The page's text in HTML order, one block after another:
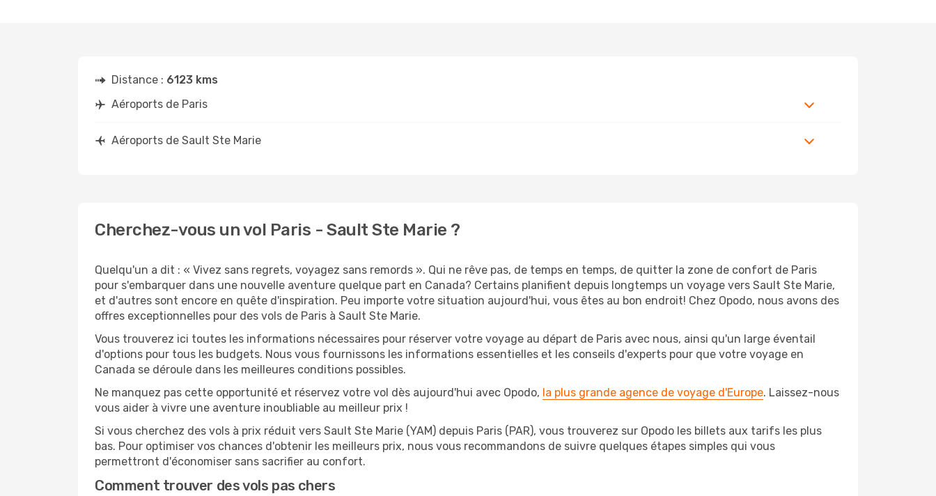
Distance : 6123 kms
Aéroports de Paris
Aéroports de Sault Ste Marie
Cherchez-vous un vol Paris - Sault Ste Marie ?
Quelqu'un a dit : « Vivez sans regrets, voyagez sans remords ». Qui ne rêve pas, de temps en temps, de quitter la zone de confort de Paris
pour s'embarquer dans une nouvelle aventure quelque part en Canada? Certains planifient depuis longtemps un voyage vers Sault Ste Marie,
et d'autres sont encore en quête d'inspiration. Peu importe votre situation aujourd'hui, vous êtes au bon endroit! Chez Opodo, nous avons des
offres exceptionnelles pour des vols de Paris à Sault Ste Marie.
Vous trouverez ici toutes les informations nécessaires pour réserver votre voyage au départ de Paris avec nous, ainsi qu'un large éventail
d'options pour tous les budgets. Nous vous fournissons les informations essentielles et les conseils d'experts pour que votre voyage en
Canada se déroule dans les meilleures conditions possibles.
Ne manquez pas cette opportunité et réservez votre vol dès aujourd'hui avec Opodo, la plus grande agence de voyage d'Europe. Laissez-nous
vous aider à vivre une aventure inoubliable au meilleur prix !
Si vous cherchez des vols à prix réduit vers Sault Ste Marie (YAM) depuis Paris (PAR), vous trouverez sur Opodo les billets aux tarifs les plus
bas. Pour optimiser vos chances d'obtenir les meilleurs prix, nous vous recommandons de suivre quelques étapes simples qui vous
permettront d'économiser sans sacrifier au confort.
Comment trouver des vols pas chers